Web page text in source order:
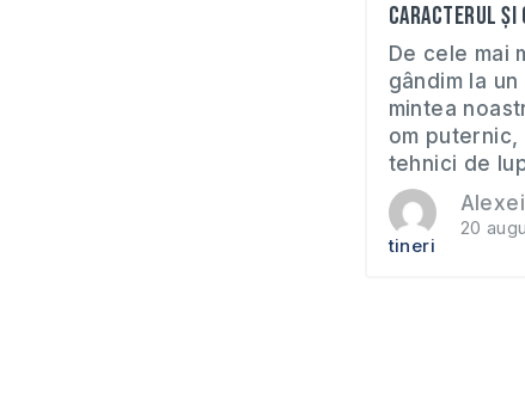
Caracterul
De cele mai
gândim la
mintea
om
tehnici de
20
tineri